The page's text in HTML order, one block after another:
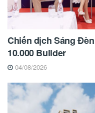
Chiến dịch Sáng
10.000 Builder
04/08/2026